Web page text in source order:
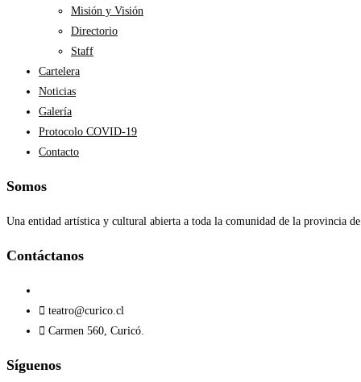
Misión y Visión
Directorio
Staff
Cartelera
Noticias
Galería
Protocolo COVID-19
Contacto
Somos
Una entidad artística y cultural abierta a toda la comunidad de la provincia
Contáctanos​
teatro@curico.cl
Carmen 560, Curicó.
Síguenos